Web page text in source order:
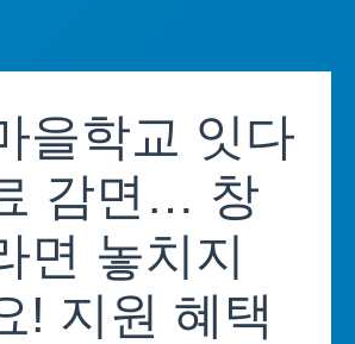
을학교 잇다
감면… 창
면 놓치지
! 지원 혜택